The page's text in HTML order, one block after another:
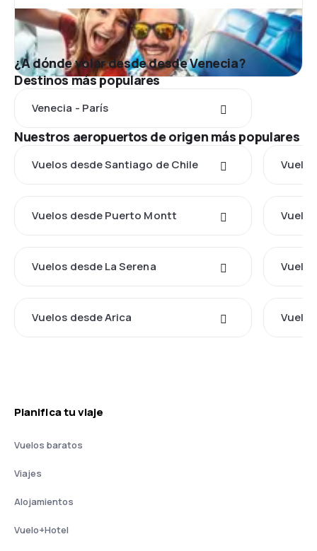
¿A dónde volar desde desde Venecia?
Destinos más populares
Venecia - París
Nuestros aeropuertos de origen más populares
Vuelos desde Santiago de Chile
Vuelos desde Puerto Montt
Vuelos desde La Serena
Vuelos desde Arica
Planifica tu viaje
Vuelos baratos
Viajes
Alojamientos
Vuelo+Hotel